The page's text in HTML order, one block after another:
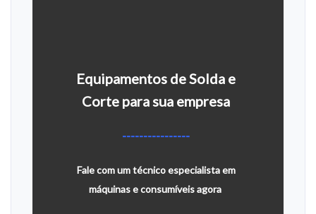
Equipamentos de Solda e
Corte para sua empresa
----------------
Fale com um técnico especialista em
máquinas e consumíveis agora